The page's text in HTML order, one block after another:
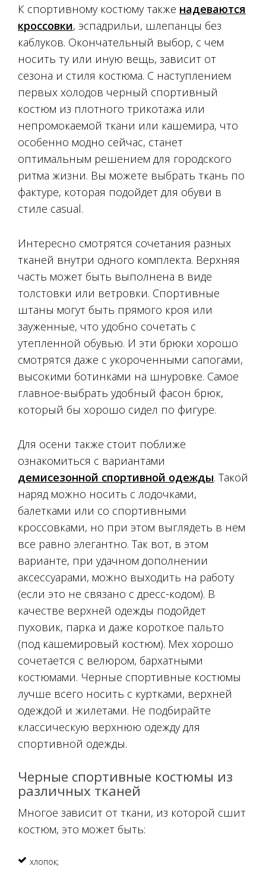
К спортивному костюму также надеваются
кроссовки, эспадрильи, шлепанцы без
каблуков. Окончательный выбор, с чем
носить ту или иную вещь, зависит от
сезона и стиля костюма. С наступлением
первых холодов черный спортивный
костюм из плотного трикотажа или
непромокаемой ткани или кашемира, что
особенно модно сейчас, станет
оптимальным решением для городского
ритма жизни. Вы можете выбрать ткань по
фактуре, которая подойдет для обуви в
стиле casual.
Интересно смотрятся сочетания разных
тканей внутри одного комплекта. Верхняя
часть может быть выполнена в виде
толстовки или ветровки. Спортивные
штаны могут быть прямого кроя или
зауженные, что удобно сочетать с
утепленной обувью. И эти брюки хорошо
смотрятся даже с укороченными сапогами,
высокими ботинками на шнуровке. Самое
главное-выбрать удобный фасон брюк,
который бы хорошо сидел по фигуре.
Для осени также стоит поближе
ознакомиться с вариантами
демисезонной спортивной одежды. Такой
наряд можно носить с лодочками,
балетками или со спортивными
кроссовками, но при этом выглядеть в нем
все равно элегантно. Так вот, в этом
варианте, при удачном дополнении
аксессуарами, можно выходить на работу
(если это не связано с дресс-кодом). В
качестве верхней одежды подойдет
пуховик, парка и даже короткое пальто
(под кашемировый костюм). Мех хорошо
сочетается с велюром, бархатными
костюмами. Черные спортивные костюмы
лучше всего носить с куртками, верхней
одеждой и жилетами. Не подбирайте
классическую верхнюю одежду для
спортивной одежды.
Черные спортивные костюмы из
различных тканей
Многое зависит от ткани, из которой сшит
костюм, это может быть:
хлопок;